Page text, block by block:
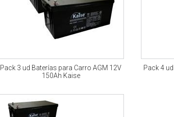
Pack 3 ud Baterías para Carro AGM 12V
150Ah Kaise
Pack 4